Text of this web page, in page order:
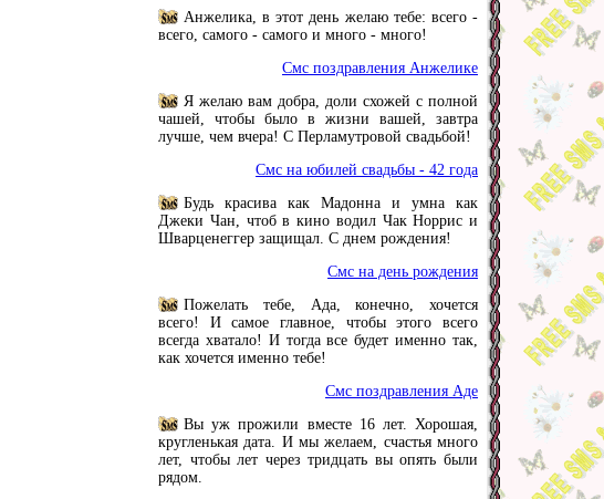
Анжелика, в этот день желаю тебе: всего -
всего, самого - самого и много - много!
Смс поздравления Анжелике
Я желаю вам добра, доли схожей с полной
чашей, чтобы было в жизни вашей, завтра
лучше, чем вчера! С Перламутровой свадьбой!
Смс на юбилей свадьбы - 42 года
Будь красива как Мадонна и умна как
Джеки Чан, чтоб в кино водил Чак Норрис и
Шварценеггер защищал. С днем рождения!
Смс на день рождения
Пожелать тебе, Ада, конечно, хочется
всего! И самое главное, чтобы этого всего
всегда хватало! И тогда все будет именно так,
как хочется именно тебе!
Смс поздравления Аде
Вы уж прожили вместе 16 лет. Хорошая,
кругленькая дата. И мы желаем, счастья много
лет, чтобы лет через тридцать вы опять были
рядом.